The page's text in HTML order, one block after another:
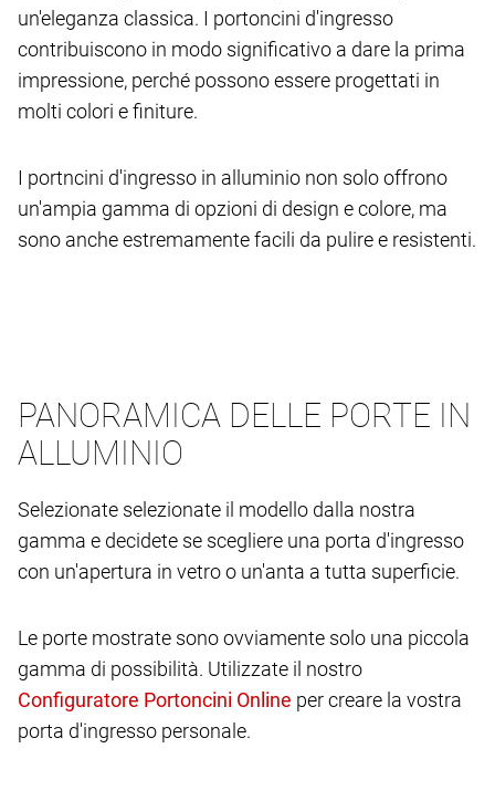
un'eleganza classica. I portoncini d'ingresso
contribuiscono in modo significativo a dare la prima
impressione, perché possono essere progettati in
molti colori e finiture.
I portncini d'ingresso in alluminio non solo offrono
un'ampia gamma di opzioni di design e colore, ma
sono anche estremamente facili da pulire e resistenti.
PANORAMICA DELLE PORTE IN
ALLUMINIO
Selezionate selezionate il modello dalla nostra
gamma e decidete se scegliere una porta d'ingresso
con un'apertura in vetro o un'anta a tutta superficie.
Le porte mostrate sono ovviamente solo una piccola
gamma di possibilità. Utilizzate il nostro
per creare la vostra
porta d'ingresso personale.